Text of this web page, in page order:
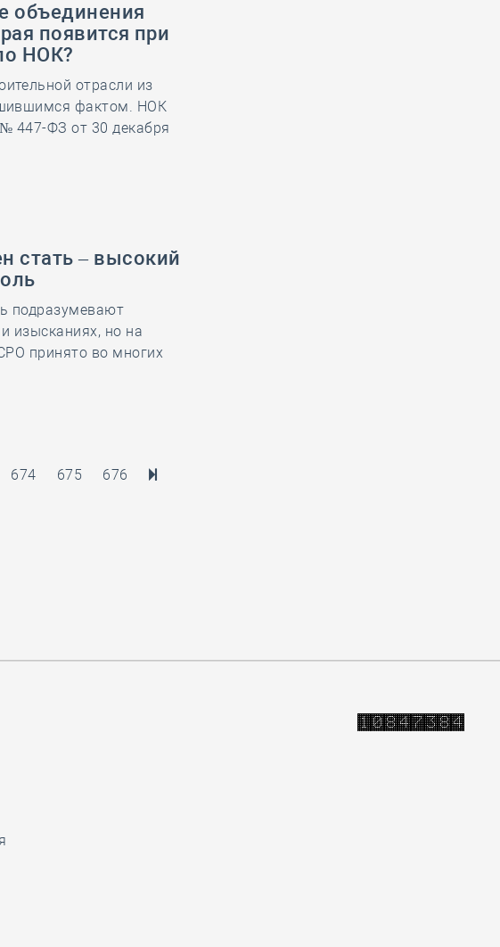
объединения
появится при
НОК?
отрасли из
фактом. НОК
447-ФЗ от 30 декабря
стать – высокий
подразумевают
изысканиях, но на
принято во многих
674 675 676